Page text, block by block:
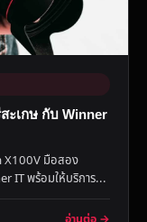
ะเกษ กับ Winner
X100V มือสอง
IT พร้อมให้บริการ...